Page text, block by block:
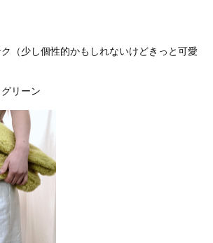
（少し個性的かもしれないけどきっと可愛
リーン